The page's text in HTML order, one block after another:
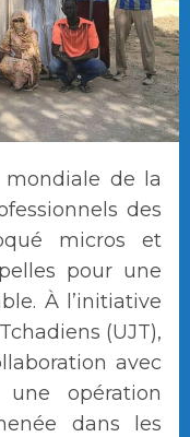
mondiale de la
des
micros et
pour une
À l’initiative
(UJT),
avec
une opération
dans les